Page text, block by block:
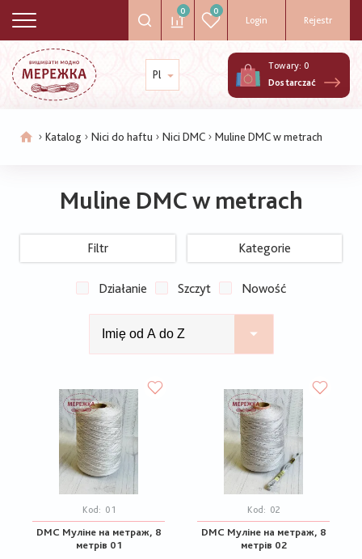
0 0
Login Rejestr
Pl
Towary: 0
Dostarczać
ŚcieżkaKatalog Nici do haftu Nici DMC Muline DMC w metrach
Muline DMC w metrach
Filtr Kategorie
Działanie Szczyt Nowość
Kod: 01
DMC Муліне на метраж, 8
метрів 01
Kod: 02
DMC Муліне на метраж, 8
метрів 02